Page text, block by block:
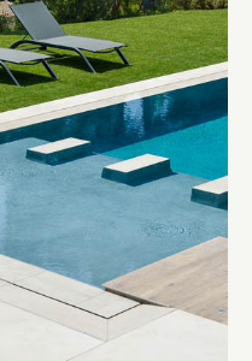
Jacques Brens sont uniques
et de revêtements et les
miroir, couloir de nage, plage
débordement.